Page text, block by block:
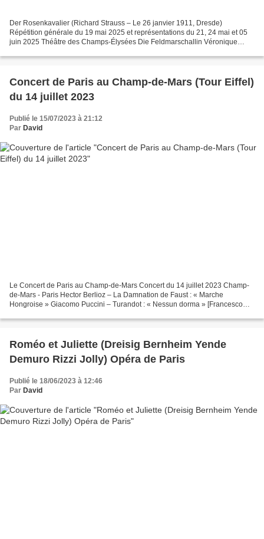
Der Rosenkavalier (Richard Strauss – Le 26 janvier 1911, Dresde)
Répétition générale du 19 mai 2025 et représentations du 21, 24 mai et 05
juin 2025 Théâtre des Champs-Élysées Die Feldmarschallin Véronique
Concert de Paris au Champ-de-Mars (Tour Eiffel)
du 14 juillet 2023
Publié le 15/07/2023 à 21:12
Par David
Le Concert de Paris au Champ-de-Mars Concert du 14 juillet 2023 Champ-
de-Mars - Paris Hector Berlioz – La Damnation de Faust : « Marche
Hongroise » Giacomo Puccini – Turandot : « Nessun dorma » [Francesco
Roméo et Juliette (Dreisig Bernheim Yende
Demuro Rizzi Jolly) Opéra de Paris
Publié le 18/06/2023 à 12:46
Par David